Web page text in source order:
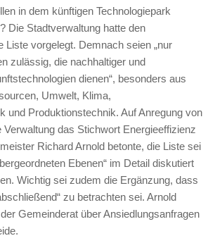
in dem künftigen Technologiepark
Die Stadtverwaltung hatte den
Liste vorgelegt. Demnach seien „nur
zulässig, die nachhaltiger und
dienen“, besonders aus
Umwelt, Klima,
und Produktionstechnik. Auf Anregung von
Verwaltung das Stichwort Energieeffizienz
Richard Arnold betonte, die Liste sei
Ebenen“ im Detail diskutiert
Wichtig sei zudem die Ergänzung, dass
zu betrachten sei. Arnold
Gemeinderat über Ansiedlungsanfragen